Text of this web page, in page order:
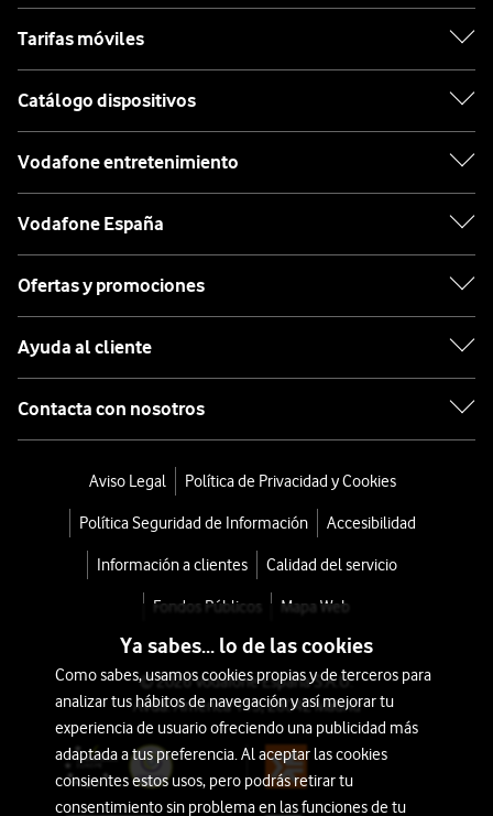
Tarifas móviles
Catálogo dispositivos
Vodafone entretenimiento
Vodafone España
Ofertas y promociones
Ayuda al cliente
Contacta con nosotros
Aviso Legal Política de Privacidad y Cookies
Política Seguridad de Información Accesibilidad
Información a clientes Calidad del servicio
Fondos Públicos Mapa Web
© 2026 Vodafone España S.A.U.
Avda. América 115, 28042 Madrid
Ya sabes... lo de las cookies
Como sabes, usamos cookies propias y de terceros para
analizar tus hábitos de navegación y así mejorar tu
experiencia de usuario ofreciendo una publicidad más
adaptada a tus preferencia. Al aceptar las cookies
consientes estos usos, pero podrás retirar tu
consentimiento sin problema en las funciones de tu